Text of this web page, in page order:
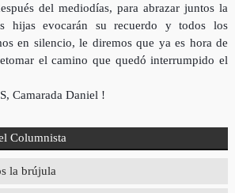
del mediodías, para abrazar juntos la
hijas evocarán su recuerdo y todos los
en silencio, le diremos que ya es hora de
el camino que quedó interrumpido el
Camarada Daniel !
Columnista
la brújula